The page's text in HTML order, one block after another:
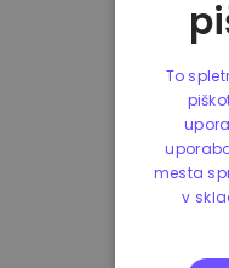
To
mesta
v